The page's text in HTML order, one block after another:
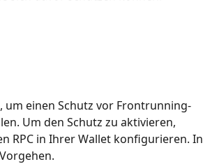
um einen Schutz vor Frontrunning-
Um den Schutz zu aktivieren,
RPC in Ihrer Wallet konfigurieren. In